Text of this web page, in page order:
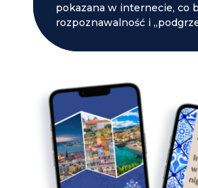
pokazana w internecie, co
rozpoznawalność i